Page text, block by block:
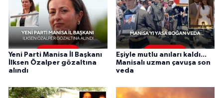
Yeni Parti Manisa İl Başkanı
İlksen Özalper gözaltına
alındı
Eşiyle mutlu anıları kaldı...
Manisalı uzman çavuşa son
veda